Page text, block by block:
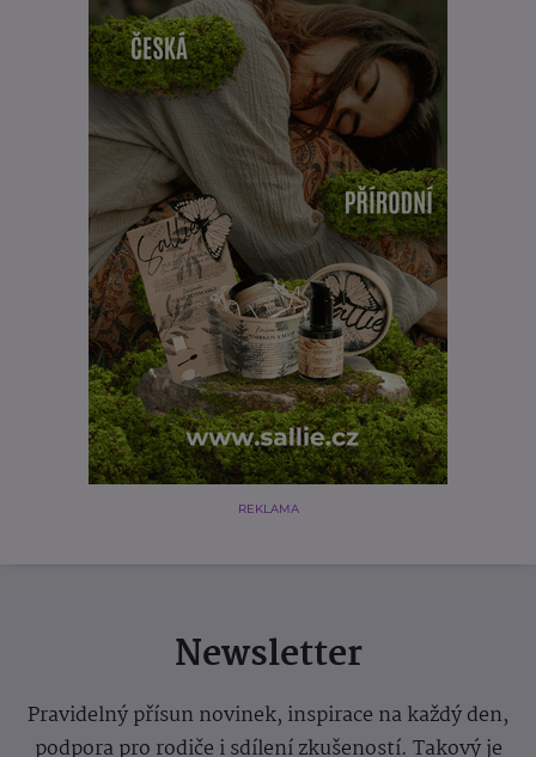
REKLAMA
Newsletter
Pravidelný přísun novinek, inspirace na každý den,
podpora pro rodiče i sdílení zkušeností. Takový je